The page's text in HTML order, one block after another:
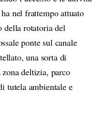
nel frattempo attuato
della rotatoria del
ponte sul canale
una sorta di
deltizia, parco
tutela ambientale e